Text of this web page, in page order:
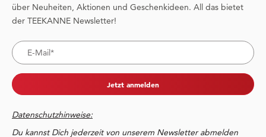
über Neuheiten, Aktionen und Geschenkideen. All das bietet
der TEEKANNE Newsletter!
Jetzt anmelden
Datenschutzhinweise:
Du kannst Dich jederzeit von unserem Newsletter abmelden